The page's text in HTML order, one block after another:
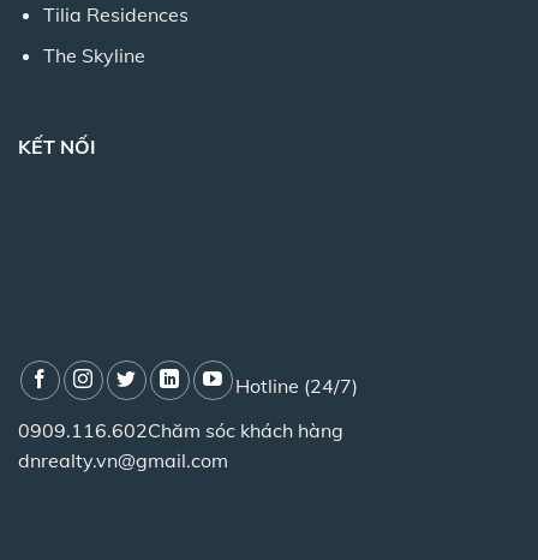
Tilia Residences
The Skyline
KẾT NỐI
Hotline (24/7)
0909.116.602Chăm sóc khách hàng
dnrealty.vn@gmail.com